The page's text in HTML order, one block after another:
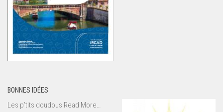
BONNES IDÉES
Les p’tits doudous Read More…